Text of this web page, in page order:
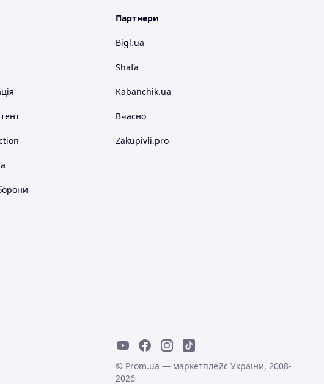
Партнери
Bigl.ua
Shafa
Kabanchik.ua
Вчасно
Zakupivli.pro
© Prom.ua — маркетплейс України, 2008-
2026